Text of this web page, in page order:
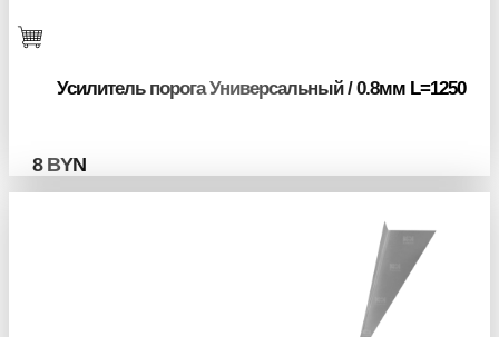
Усилитель порога Универсальный / 0.8мм L=1250
8 BYN